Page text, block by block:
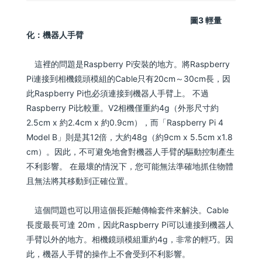
圖3 輕量
化：機器人手臂
這裡的問題是Raspberry Pi安裝的地方。將Raspberry
Pi連接到相機鏡頭模組的Cable只有20cm～30cm長，因
此Raspberry Pi也必須連接到機器人手臂上。 不過
Raspberry Pi比較重。V2相機僅重約4g（外形尺寸約
2.5cm x 約2.4cm x 約0.9cm），而「Raspberry Pi 4
Model B」則是其12倍，大約48g（約9cm x 5.5cm x1.8
cm）。因此，不可避免地會對機器人手臂的驅動控制產生
不利影響。 在最壞的情況下，您可能無法準確地抓住物體
且無法將其移動到正確位置。
這個問題也可以用這個長距離傳輸套件來解決。Cable
長度最長可達 20m，因此Raspberry Pi可以連接到機器人
手臂以外的地方。相機鏡頭模組重約4g，非常的輕巧。因
此，機器人手臂的操作上不會受到不利影響。